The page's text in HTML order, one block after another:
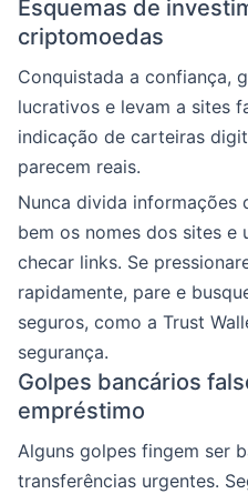
Esquemas de
criptomoedas
Conquistada a confiança,
lucrativos e levam a sites
indicação de carteiras
parecem reais.
Nunca divida informações
bem os nomes dos sites e
checar links. Se
rapidamente, pare e
seguros, como a Trust
segurança.
Golpes bancários
empréstimo
Alguns golpes fingem ser
transferências urgentes.